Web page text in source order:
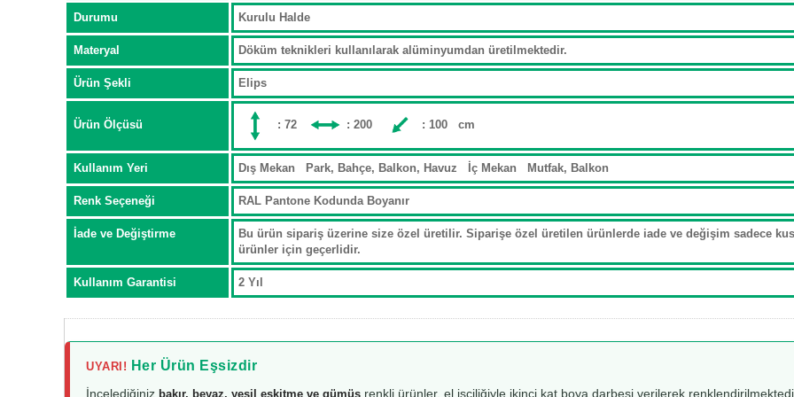
Durumu Kurulu Halde
Materyal Döküm teknikleri kullanılarak alüminyumdan üretilmektedir.
Ürün Şekli Elips
Ürün Ölçüsü : 72 : 200 : 100 cm
Kullanım Yeri Dış Mekan Park, Bahçe, Balkon, Havuz İç Mekan Mutfak, Balkon
Renk Seçeneği RAL Pantone Kodunda Boyanır
İade ve Değiştirme
Bu ürün sipariş üzerine size özel üretilir. Siparişe özel üretilen ürünlerde iade ve değişim sadece
ürünler için geçerlidir.
Kullanım Garantisi 2 Yıl
UYARI! Her Ürün Eşsizdir
İncelediğiniz bakır, beyaz, yeşil eskitme ve gümüş renkli ürünler, el işçiliğiyle ikinci kat boya darbesi verilerek